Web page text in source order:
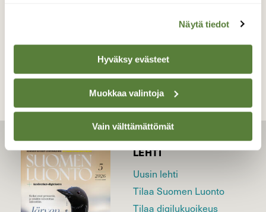
Näytä tiedot
Hyväksy evästeet
Muokkaa valintoja
Vain välttämättömät
LEHTI
Uusin lehti
Tilaa Suomen Luonto
Tilaa digilukuoikeus